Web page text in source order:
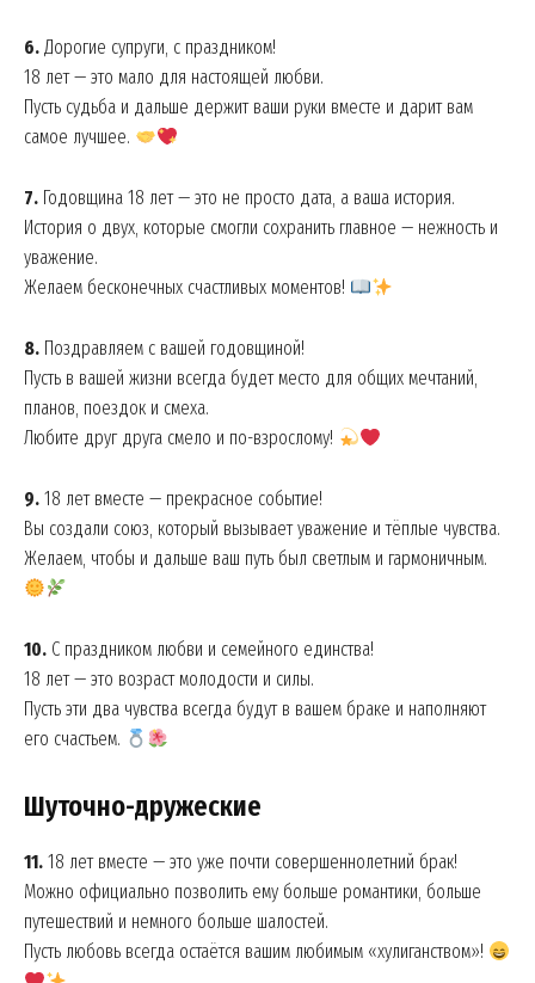
6. Дорогие супруги, с праздником!
18 лет — это мало для настоящей любви.
Пусть судьба и дальше держит ваши руки вместе и дарит вам
самое лучшее.
7. Годовщина 18 лет — это не просто дата, а ваша история.
История о двух, которые смогли сохранить главное — нежность и
уважение.
Желаем бесконечных счастливых моментов!
8. Поздравляем с вашей годовщиной!
Пусть в вашей жизни всегда будет место для общих мечтаний,
планов, поездок и смеха.
Любите друг друга смело и по-взрослому!
9. 18 лет вместе — прекрасное событие!
Вы создали союз, который вызывает уважение и тёплые чувства.
Желаем, чтобы и дальше ваш путь был светлым и гармоничным.
10. С праздником любви и семейного единства!
18 лет — это возраст молодости и силы.
Пусть эти два чувства всегда будут в вашем браке и наполняют
его счастьем.
Шуточно-дружеские
11. 18 лет вместе — это уже почти совершеннолетний брак!
Можно официально позволить ему больше романтики, больше
путешествий и немного больше шалостей.
Пусть любовь всегда остаётся вашим любимым «хулиганством»!